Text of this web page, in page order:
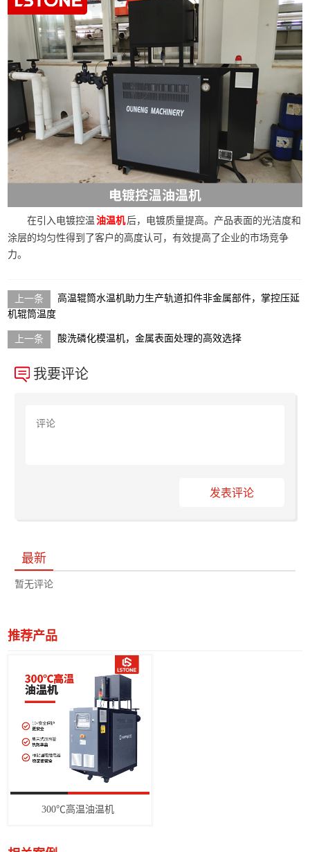
在引入电镀控温 油温机后，电镀质量提高。产品表面的光洁度和
涂层的均匀性得到了客户的高度认可，有效提高了企业的市场竞争
力。
高温辊筒水温机助力生产轨道扣件非金属部件，掌控压延
机辊筒温度
酸洗磷化模温机，金属表面处理的高效选择
我要评论
发表评论
最新
暂无评论
推荐产品
300℃高温油温机